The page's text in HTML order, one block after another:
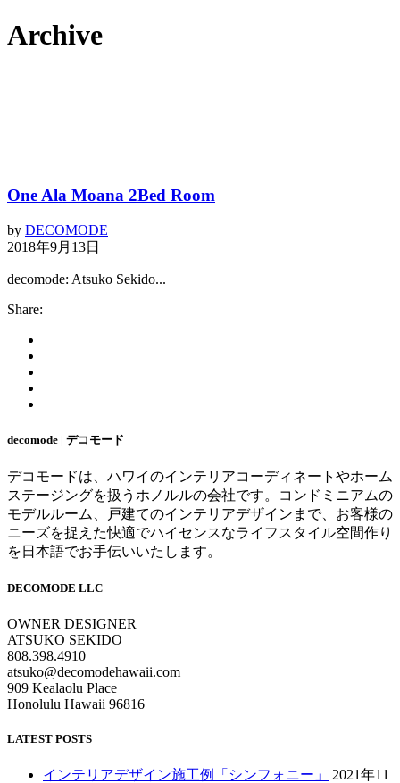
Archive
One Ala Moana 2Bed Room
by DECOMODE
2018年9月13日
decomode: Atsuko Sekido...
Share:
decomode | デコモード
デコモードは、ハワイのインテリアコーディネートやホーム
ステージングを扱うホノルルの会社です。コンドミニアムの
モデルルーム、戸建てのインテリアデザインまで、お客様の
ニーズを捉えた快適でハイセンスなライフスタイル空間作り
を日本語でお手伝いいたします。
DECOMODE LLC
OWNER DESIGNER
ATSUKO SEKIDO
808.398.4910
atsuko@decomodehawaii.com
909 Kealaolu Place
Honolulu Hawaii 96816
LATEST POSTS
インテリアデザイン施工例「シンフォニー」 2021年11